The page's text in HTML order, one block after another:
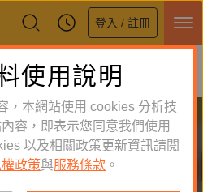
登入 / 註冊
上線
下載使用說明
，本網站使用 cookies 分析技
容，即表示您同意我們使用
以及相關政策更新資訊請閱
權政策與服務條款 。